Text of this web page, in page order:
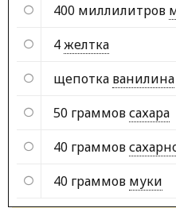
400 миллилитров
4желтка
щепотка ванилина
50 граммовсахара
40 граммов
40 граммов муки